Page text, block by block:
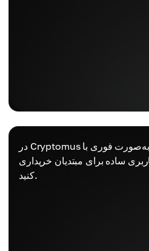
در Cryptomus ارزهای دیجیتال برتر را به‌صورت فوری با
ساده برای مبتدیان خریداری
کنید.